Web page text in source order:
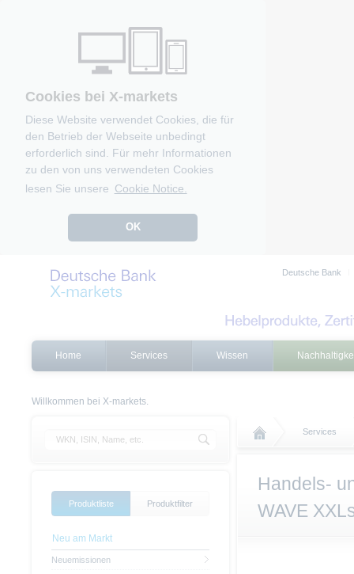
Cookies bei X-markets
Diese Website verwendet Cookies, die für
den Betrieb der Webseite unbedingt
erforderlich sind. Für mehr Informationen
zu den von uns verwendeten Cookies
lesen Sie unsere Cookie Notice.
OK
Deutsche Bank
Home Services Wissen
Willkommen bei X-markets.
Services
Handels-
WAVE
Produktliste Produktfilter
Neu am Markt
Neuemissionen